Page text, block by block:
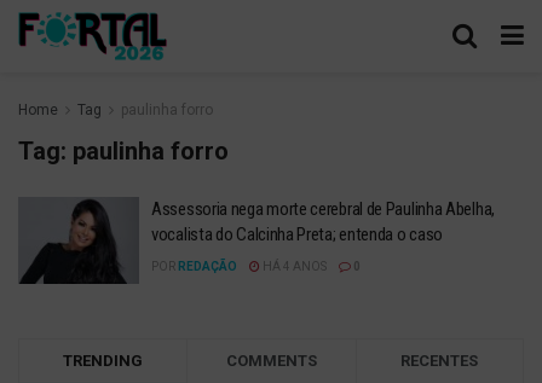
Home Tag paulinha forro
Tag: paulinha forro
Assessoria nega morte cerebral de Paulinha Abelha,
vocalista do Calcinha Preta; entenda o caso
POR REDAÇÃO HÁ 4 ANOS
TRENDING COMMENTS RECENTES